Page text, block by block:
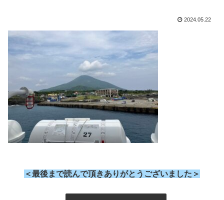
2024.05.22
＜最後まで読んで頂きありがとうございました＞